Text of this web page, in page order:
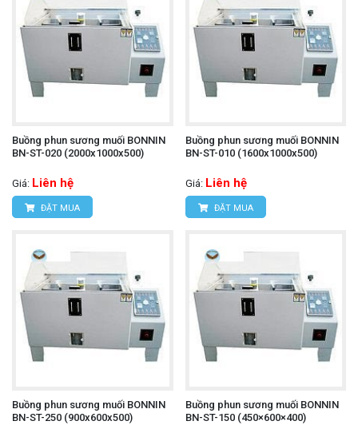
Buồng phun sương muối BONNIN
BN-ST-020 (2000x1000x500)
Giá: Liên hệ
ĐẶT MUA
Buồng phun sương muối BONNIN
BN-ST-010 (1600x1000x500)
Giá: Liên hệ
ĐẶT MUA
Buồng phun sương muối BONNIN
BN-ST-250 (900x600x500)
Buồng phun sương muối BONNIN
BN-ST-150 (450×600×400)